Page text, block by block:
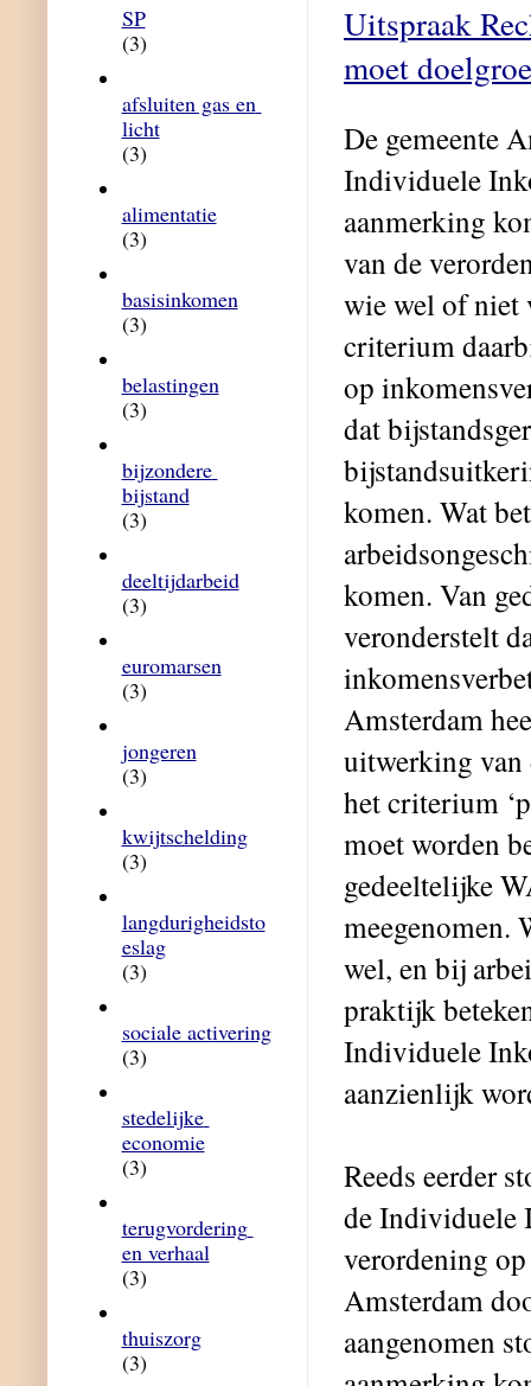
Uitspraak
moet
De gemeente
Individuele
aanmerking
van de
wie wel of niet
criterium
op
dat
komen. Wat
komen. Van
veronderstelt
Amsterdam
uitwerking van
het criterium
moet worden
gedeeltelijke
meegenomen.
wel, en bij
praktijk
Individuele
aanzienlijk
Reeds eerder
de Individuele
verordening
Amsterdam
aangenomen
SP
(3)
afsluiten gas en
licht
(3)
alimentatie
(3)
basisinkomen
(3)
belastingen
(3)
bijzondere
bijstand
(3)
deeltijdarbeid
(3)
euromarsen
(3)
jongeren
(3)
kwijtschelding
(3)
langdurigheidsto
eslag
(3)
sociale activering
(3)
stedelijke
economie
(3)
terugvordering
en verhaal
(3)
thuiszorg
(3)